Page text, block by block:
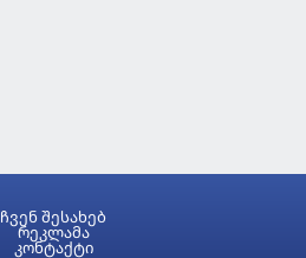
ჩვენ შესახებ
რეკლამა
კონტაქტი